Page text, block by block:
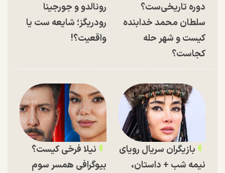
دوره تاریخی‌ست؟
سلطان محمد خدابنده
کیست و شهر حله
کجاست؟
رونالدو و جورجینا
رودریگز؛ شایعه ست یا
واقعیت؟!
بازیگران سریال رویای
نیمه شب + داستان،
نیلا فرخی کیست؟
بیوگرافی همسر سوم